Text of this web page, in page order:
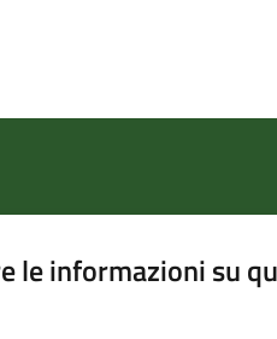
le informazioni su